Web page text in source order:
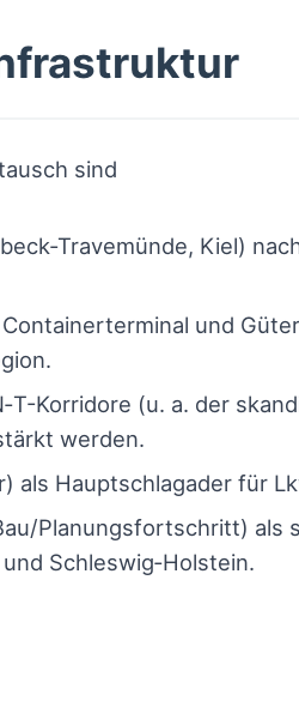
sind
Travemünde, Kiel)
und
Korridore (u. a. der
werden.
als Hauptschlagader für
Planungsfortschritt)
Schleswig‑Holstein.